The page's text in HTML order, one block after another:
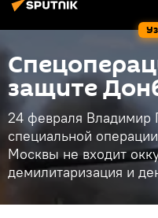
защите
24 февраля Владимир
специальной
Москвы не входит
демилитаризация и